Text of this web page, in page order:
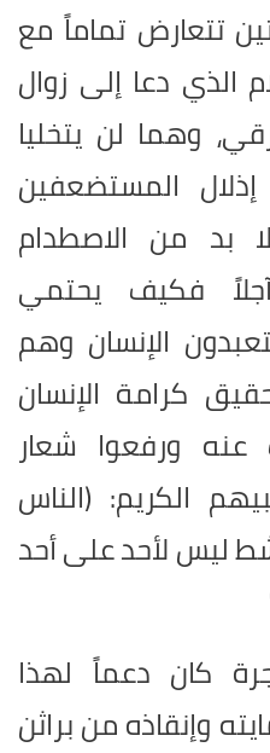
تتعارض تماماً مع
الذي دعا إلى زوال
وهما لن يتخليا
المستضعفين
بد من الاصطدام
فكيف يحتمي
الإنسان وهم
كرامة الإنسان
عنه ورفعوا شعار
الكريم: (الناس
ليس لأحد على أحد
كان دعماً لهذا
وإنقاذه من براثن